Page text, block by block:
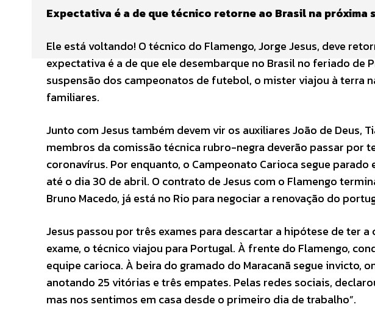
Expectativa é a de que técnico retorne ao Brasil na próxima
Ele está voltando! O técnico do Flamengo, Jorge Jesus, deve
expectativa é a de que ele desembarque no Brasil no feriado de
suspensão dos campeonatos de futebol, o mister viajou à terra
familiares.
Junto com Jesus também devem vir os auxiliares João de Deus,
membros da comissão técnica rubro-negra deverão passar por
coronavírus. Por enquanto, o Campeonato Carioca segue
até o dia 30 de abril. O contrato de Jesus com o Flamengo
Bruno Macedo, já está no Rio para negociar a renovação do
Jesus passou por três exames para descartar a hipótese de ter
exame, o técnico viajou para Portugal. À frente do Flamengo,
equipe carioca. À beira do gramado do Maracanã segue invicto,
anotando 25 vitórias e três empates. Pelas redes sociais,
mas nos sentimos em casa desde o primeiro dia de trabalho”.